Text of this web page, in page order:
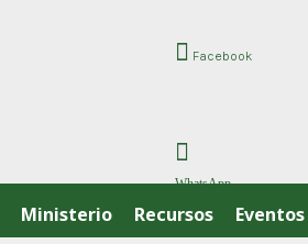
Facebook
WhatsApp
Ministerio Recursos Eventos